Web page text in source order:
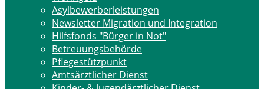
Asylbewerberleistungen
Newsletter Migration und Integration
Hilfsfonds "Bürger in Not"
Betreuungsbehörde
Pflegestützpunkt
Amtsärztlicher Dienst